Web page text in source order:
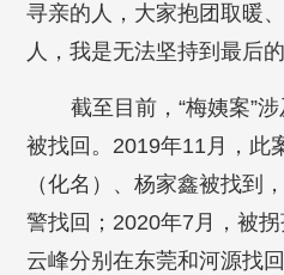
寻亲的人，大家抱团取暖
人，我是无法坚持到最后
截至目前，“梅姨案”
被找回。2019年11月，此
（化名）、杨家鑫被找到
警找回；2020年7月，被
云峰分别在东莞和河源找